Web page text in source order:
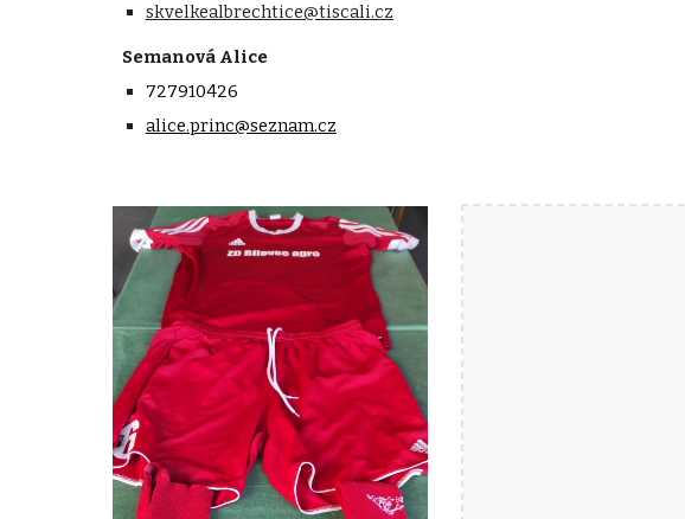
skvelkealbrechtice@tiscali.cz
Semanová Alice
727910426
alice.princ@seznam.cz